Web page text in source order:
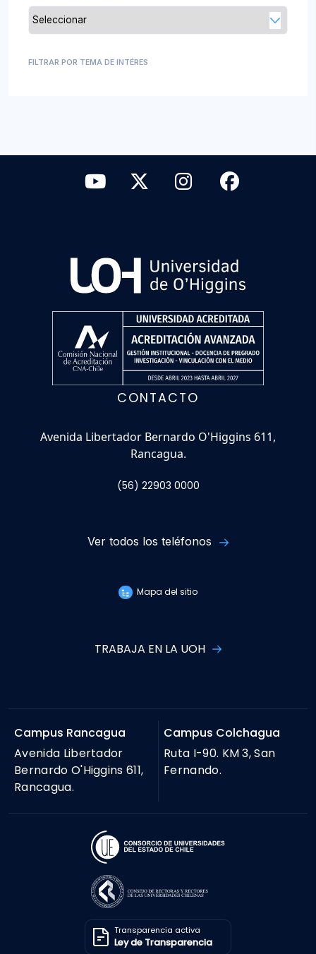
FILTRAR POR TEMA DE INTÉRES
CONTACTO
Avenida Libertador Bernardo O'Higgins 611,
Rancagua.
(56) 22903 0000
Ver todos los teléfonos
Mapa del sitio
TRABAJA EN LA UOH
Campus Rancagua
Avenida Libertador
Bernardo O'Higgins 611,
Rancagua.
Campus Colchagua
Ruta I-90. KM 3, San
Fernando.
Transparencia activa
Ley de Transparencia